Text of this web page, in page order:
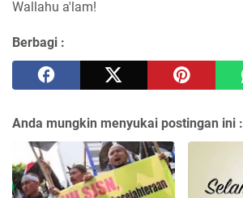
Wallahu a'lam!
Berbagi :
Anda mungkin menyukai postingan ini :